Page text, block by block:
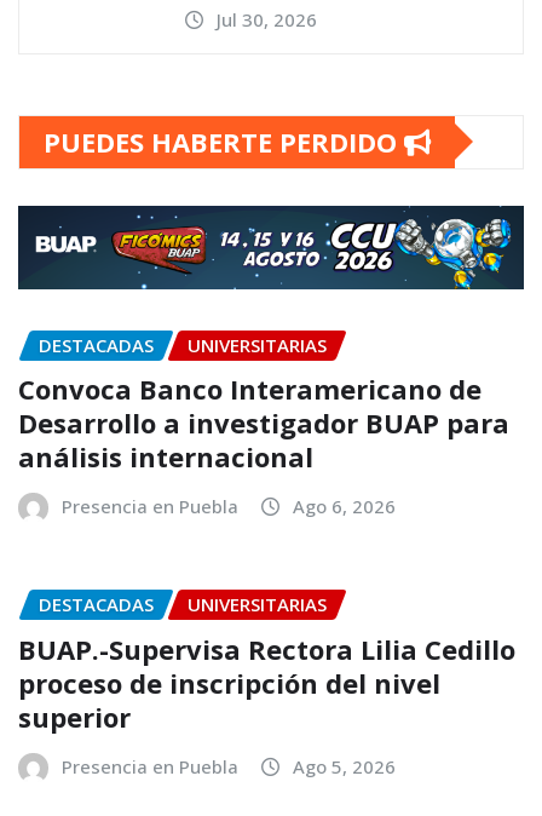
Jul 30, 2026
PUEDES HABERTE PERDIDO
DESTACADAS UNIVERSITARIAS
Convoca Banco Interamericano de
Desarrollo a investigador BUAP para
análisis internacional
Presencia en Puebla Ago 6, 2026
DESTACADAS UNIVERSITARIAS
BUAP.-Supervisa Rectora Lilia Cedillo
proceso de inscripción del nivel
superior
Presencia en Puebla Ago 5, 2026